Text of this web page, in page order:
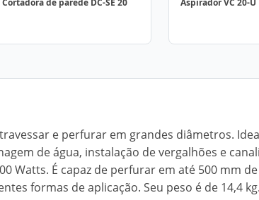
Cortadora de parede DC-SE 20 Aspirador VC 20-U
e perfurar em grandes diâmetros.
de água, instalação de vergalhões e
Watts. É capaz de perfurar em até 500 mm de
formas de aplicação. Seu peso é de 14,4